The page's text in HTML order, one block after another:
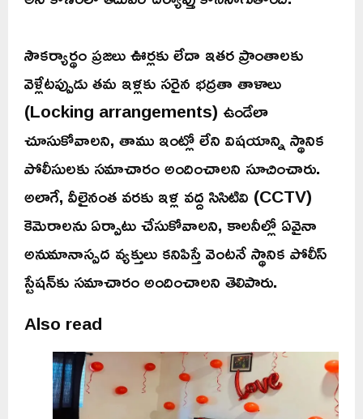
సౌకర్యార్థం ప్రజలు ఊర్లకు లేదా ఇతర ప్రాంతాలకు
వెళ్లేటప్పుడు తమ ఇళ్లకు సరైన భద్రతా తాళాలు
(Locking arrangements) ఉండేలా
చూసుకోవాలని, తాము ఇంట్లో లేని విషయాన్ని స్థానిక
పోలీసులకు సమాచారం అందించాలని సూచించారు.
అలాగే, వీలైనంత వరకు ఇళ్ల వద్ద సిసిటివి (CCTV)
కెమెరాలను ఏర్పాటు చేసుకోవాలని, కాలనీల్లో ఏవైనా
అనుమానాస్పద వ్యక్తులు కనిపిస్తే వెంటనే స్థానిక పోలీస్
స్టేషన్‌కు సమాచారం అందించాలని తెలిపారు.
Also read